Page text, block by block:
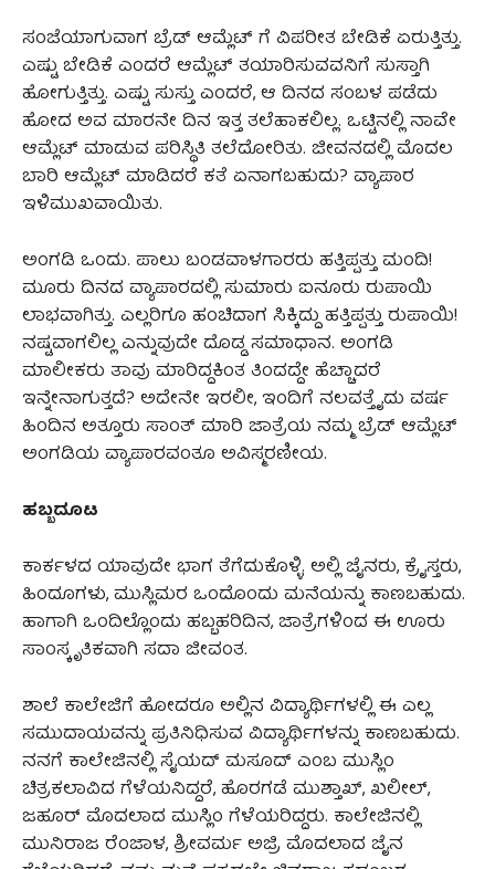
ಸಂಜೆಯಾಗುವಾಗ ಬ್ರೆಡ್‌ ಆಮ್ಲೆಟ್‌ ಗೆ ವಿಪರೀತ ಬೇಡಿಕೆ ಏರುತ್ತಿತ್ತು.
ಎಷ್ಟು ಬೇಡಿಕೆ ಎಂದರೆ ಆಮ್ಲೆಟ್‌ ತಯಾರಿಸುವವನಿಗೆ ಸುಸ್ತಾಗಿ
ಹೋಗುತ್ತಿತ್ತು. ಎಷ್ಟು ಸುಸ್ತು ಎಂದರೆ, ಆ ದಿನದ ಸಂಬಳ ಪಡೆದು
ಹೋದ ಅವ ಮಾರನೇ ದಿನ ಇತ್ತ ತಲೆಹಾಕಲಿಲ್ಲ. ಒಟ್ಟಿನಲ್ಲಿ ನಾವೇ
ಆಮ್ಲೆಟ್‌ ಮಾಡುವ ಪರಿಸ್ಥಿತಿ ತಲೆದೋರಿತು. ಜೀವನದಲ್ಲಿ ಮೊದಲ
ಬಾರಿ ಆಮ್ಲೆಟ್‌ ಮಾಡಿದರೆ ಕತೆ ಏನಾಗಬಹುದು? ವ್ಯಾಪಾರ
ಇಳಿಮುಖವಾಯಿತು.
ಅಂಗಡಿ ಒಂದು. ಪಾಲು ಬಂಡವಾಳಗಾರರು ಹತ್ತಿಪ್ಪತ್ತು ಮಂದಿ!
ಮೂರು ದಿನದ ವ್ಯಾಪಾರದಲ್ಲಿ ಸುಮಾರು ಐನೂರು ರುಪಾಯಿ
ಲಾಭವಾಗಿತ್ತು. ಎಲ್ಲರಿಗೂ ಹಂಚಿದಾಗ ಸಿಕ್ಕಿದ್ದು ಹತ್ತಿಪ್ಪತ್ತು ರುಪಾಯಿ!
ನಷ್ಟವಾಗಲಿಲ್ಲ ಎನ್ನುವುದೇ ದೊಡ್ಡ ಸಮಾಧಾನ. ಅಂಗಡಿ
ಮಾಲೀಕರು ತಾವು ಮಾರಿದ್ದಕಿಂತ ತಿಂದದ್ದೇ ಹೆಚ್ಚಾದರೆ
ಇನ್ನೇನಾಗುತ್ತದೆ? ಅದೇನೇ ಇರಲೀ, ಇಂದಿಗೆ ನಲವತ್ತೈದು ವರ್ಷ
ಹಿಂದಿನ ಅತ್ತೂರು ಸಾಂತ್‌ ಮಾರಿ ಜಾತ್ರೆಯ ನಮ್ಮ ಬ್ರೆಡ್‌ ಆಮ್ಲೆಟ್‌
ಅಂಗಡಿಯ ವ್ಯಾಪಾರವಂತೂ ಅವಿಸ್ಮರಣೀಯ.
ಹಬ್ಬದೂಟ
ಕಾರ್ಕಳದ ಯಾವುದೇ ಭಾಗ ತೆಗೆದುಕೊಳ್ಳಿ. ಅಲ್ಲಿ ಜೈನರು, ಕ್ರೈಸ್ತರು,
ಹಿಂದೂಗಳು, ಮುಸ್ಲಿಮರ ಒಂದೊಂದು ಮನೆಯನ್ನು ಕಾಣಬಹುದು.
ಹಾಗಾಗಿ ಒಂದಿಲ್ಲೊಂದು ಹಬ್ಬಹರಿದಿನ, ಜಾತ್ರೆಗಳಿಂದ ಈ ಊರು
ಸಾಂಸ್ಕೃತಿಕವಾಗಿ ಸದಾ ಜೀವಂತ.
ಶಾಲೆ ಕಾಲೇಜಿಗೆ ಹೋದರೂ ಅಲ್ಲಿನ ವಿದ್ಯಾರ್ಥಿಗಳಲ್ಲಿ ಈ ಎಲ್ಲ
ಸಮುದಾಯವನ್ನು ಪ್ರತಿನಿಧಿಸುವ ವಿದ್ಯಾರ್ಥಿಗಳನ್ನು ಕಾಣಬಹುದು.
ನನಗೆ ಕಾಲೇಜಿನಲ್ಲಿ ಸೈಯದ್ ಮಸೂದ್‌ ಎಂಬ ಮುಸ್ಲಿಂ‌
ಚಿತ್ರಕಲಾವಿದ ಗೆಳೆಯನಿದ್ದರೆ, ಹೊರಗಡೆ ಮುಶ್ತಾಖ್‌, ಖಲೀಲ್‌,
ಜಹೂರ್‌ ಮೊದಲಾದ ಮುಸ್ಲಿಂ ಗೆಳೆಯರಿದ್ದರು. ಕಾಲೇಜಿನಲ್ಲಿ
ಮುನಿರಾಜ ರೆಂಜಾಳ, ಶ್ರೀವರ್ಮ ಅಜ್ರಿ ಮೊದಲಾದ ಜೈನ